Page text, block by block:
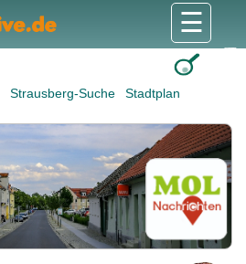
Strausberg-Suche Stadtplan
☰